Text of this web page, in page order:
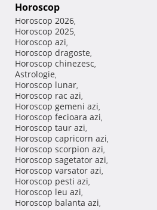
Horoscop
Horoscop 2026,
Horoscop 2025,
Horoscop azi,
Horoscop dragoste,
Horoscop chinezesc,
Astrologie,
Horoscop lunar,
Horoscop rac azi,
Horoscop gemeni azi,
Horoscop fecioara azi,
Horoscop taur azi,
Horoscop capricorn azi,
Horoscop scorpion azi,
Horoscop sagetator azi,
Horoscop varsator azi,
Horoscop pesti azi,
Horoscop leu azi,
Horoscop balanta azi,